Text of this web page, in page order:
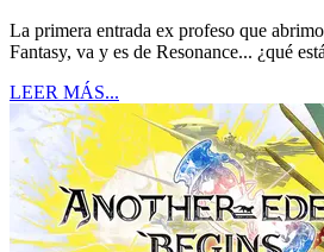
La primera entrada ex profeso que
Fantasy, va y es de Resonance... ¿qué
LEER MÁS...